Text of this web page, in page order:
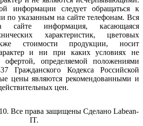
информации следует обращаться к
по указанным на сайте телефонам. Вся
сайте информация, касающаяся
характеристик, цветовых
стоимости продукции, носит
и ни при каких условиях не
офертой, определяемой положениями
Гражданского Кодекса Российской
цены являются рекомендованными и
цен.
права защищены Сделано Labean-
IT.